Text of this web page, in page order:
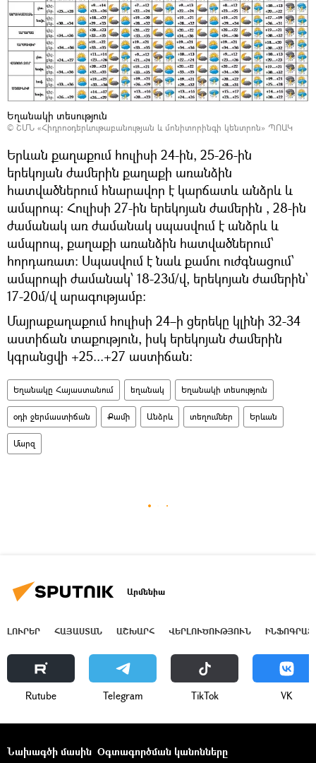
Եղանակի տեսություն
© ՇՄՆ «Հիդրոօդերևութաբանության և մոնիտորինգի կենտրոն» ՊՈԱԿ
Երևան քաղաքում հուլիսի 24-ին, 25-26-ին
երեկոյան ժամերին քաղաքի առանձին
հատվածներում հնարավոր է կարճատև անձրև և
ամպրոպ։ Հուլիսի 27-ին երեկոյան ժամերին , 28-ին
ժամանակ առ ժամանակ սպասվում է անձրև և
ամպրոպ, քաղաքի առանձին հատվածներում՝
հորդառատ։ Սպասվում է նաև քամու ուժգնացում՝
ամպրոպի ժամանակ՝ 18-23մ/վ, երեկոյան ժամերին՝
17-20մ/վ արագությամբ։
Մայրաքաղաքում հուլիսի 24–ի ցերեկը կլինի 32-34
աստիճան տաքություն, իսկ երեկոյան ժամերին
կգրանցվի +25...+27 աստիճան։
Եղանակը Հայաստանում եղանակ Եղանակի տեսություն
օդի ջերմաստիճան Քամի Անձրև տեղումներ Երևան
Մարզ
Արմենիա
ԼՈՒՐԵՐ ՀԱՅԱՍՏԱՆ ԱՇԽԱՐՀ ՎԵՐԼՈՒԾՈՒԹՅՈՒՆ
Rutube Telegram ТikТоk VK
Նախագծի մասին Օգտագործման կանոնները